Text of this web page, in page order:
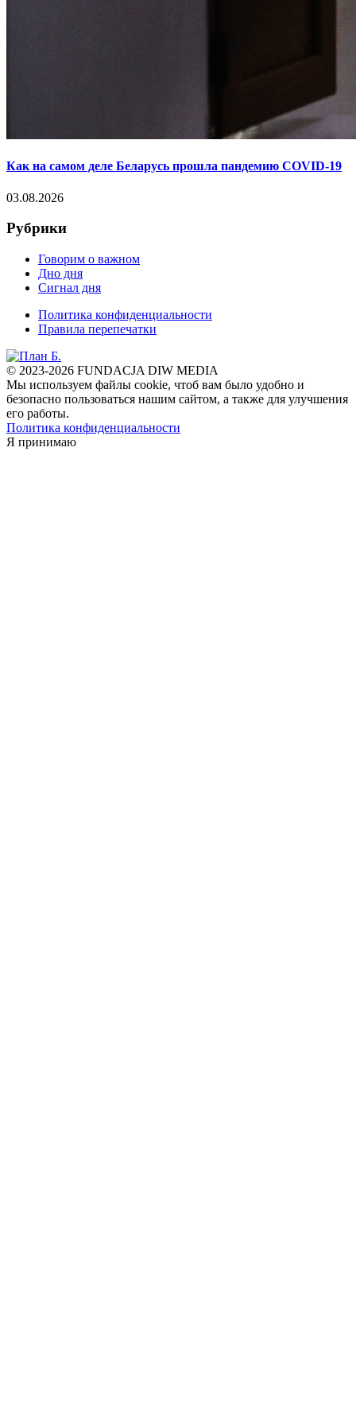
Как на самом деле Беларусь прошла пандемию COVID-19
03.08.2026
Рубрики
Говорим о важном
Дно дня
Сигнал дня
Политика конфиденциальности
Правила перепечатки
© 2023-2026 FUNDACJA DIW MEDIA
Мы используем файлы cookie, чтоб вам было удобно и
безопасно пользоваться нашим сайтом, а также для улучшения
его работы.
Политика конфиденциальности
Я принимаю